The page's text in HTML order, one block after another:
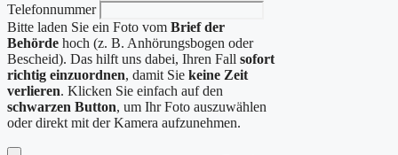
Telefonnummer
Bitte laden Sie ein Foto vom Brief der
Behörde hoch (z. B. Anhörungsbogen oder
Bescheid). Das hilft uns dabei, Ihren Fall sofort
richtig einzuordnen, damit Sie keine Zeit
verlieren. Klicken Sie einfach auf den
schwarzen Button, um Ihr Foto auszuwählen
oder direkt mit der Kamera aufzunehmen.